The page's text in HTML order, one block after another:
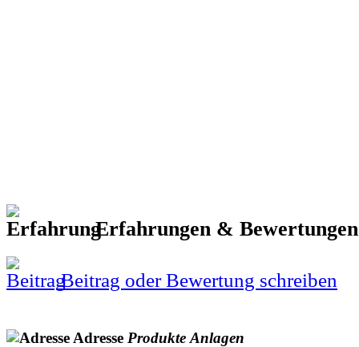
Erfahrungen &
Beitrag oder Bewertung schreiben
Adresse Produkte Anlagen